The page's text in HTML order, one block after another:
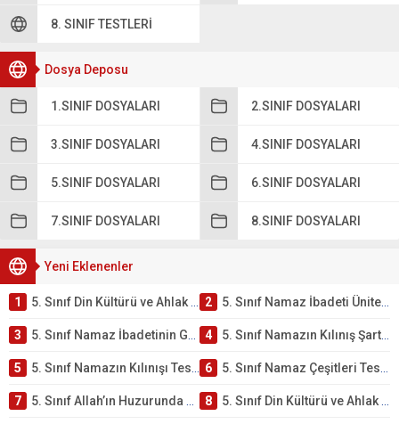
8. SINIF TESTLERI
Dosya Deposu
1.SINIF DOSYALARI 2.SINIF DOSYALARI
3.SINIF DOSYALARI 4.SINIF DOSYALARI
5.SINIF DOSYALARI 6.SINIF DOSYALARI
7.SINIF DOSYALARI 8.SINIF DOSYALARI
Yeni Eklenenler
1 5. Sınıf Din Kültürü ve Ahlak Bilgisi 2. Ünite: Namaz İbadeti Çalışmaları 2 5. Sınıf Namaz İbadeti Ünite Testi – Online Çöz
3 5. Sınıf Namaz İbadetinin Getirdiği Faydalar Testi 4 5. Sınıf Namazın Kılınış Şartları Testi
5 5. Sınıf Namazın Kılınışı Testi – Online Çöz 6 5. Sınıf Namaz Çeşitleri Testi – Online Çöz
7 5. Sınıf Allah’ın Huzurunda Olmak – Namaz İbadeti Testi 8 5. Sınıf Din Kültürü ve Ahlak Bilgisi 1. Ünite: Allah İnancı Çalışmaları